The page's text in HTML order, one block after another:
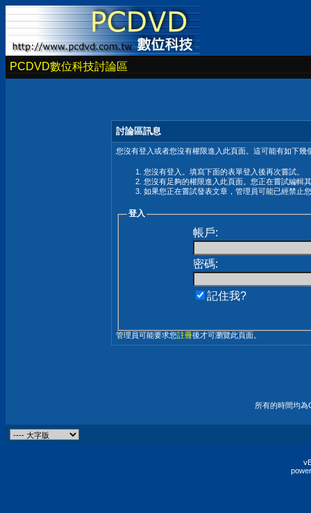
PCDVD數位科技討論區
討論區訊息
您沒有登入或者您沒有權限進入此頁面。這可能有如下幾
您沒有登入。填寫下面的表單登入後再次嘗試。
您沒有足夠的權限進入此頁面。您正在嘗試編輯
如果您正在嘗試發表文章，管理員可能已經禁止
登入
帳戶:
密碼:
記住我?
管理員可能要求您註冊後才可瀏覽此頁面。
所有的時間均為